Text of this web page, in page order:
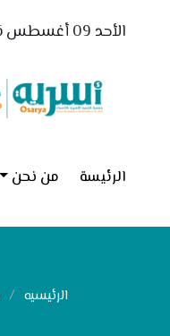
الأحد 09 أغسطس 2026 / 26-صفر-1448
الرئيسة من نحن
الرئيسيه